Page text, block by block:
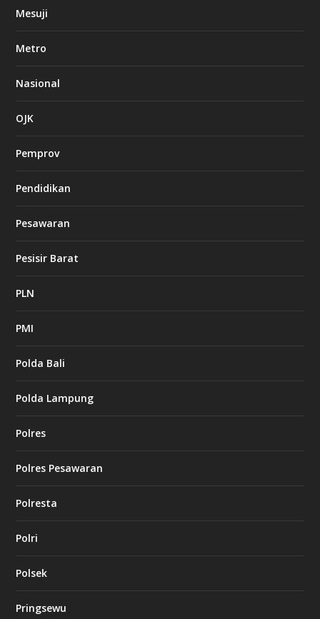
Mesuji
Metro
Nasional
OJK
Pemprov
Pendidikan
Pesawaran
Pesisir Barat
PLN
PMI
Polda Bali
Polda Lampung
Polres
Polres Pesawaran
Polresta
Polri
Polsek
Pringsewu